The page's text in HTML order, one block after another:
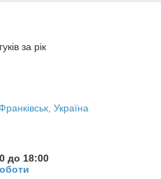
за рік
Україна
до 18:00